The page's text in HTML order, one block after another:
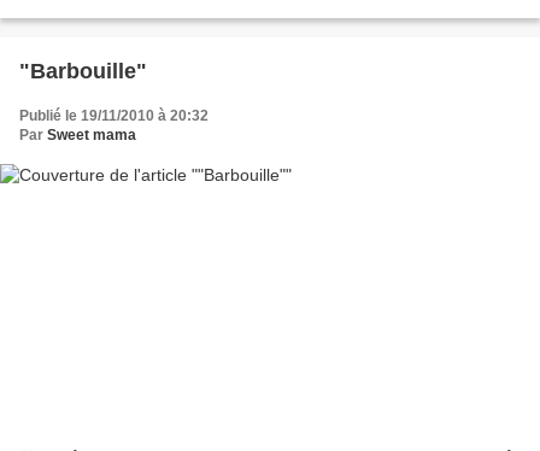
"Barbouille"
Publié le 19/11/2010 à 20:32
Par Sweet mama